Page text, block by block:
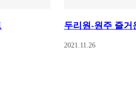
두리원-원주 즐거
2021.11.26